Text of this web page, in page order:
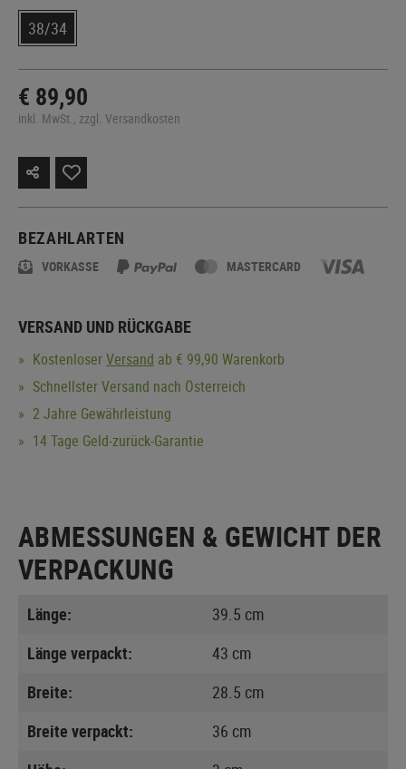
38/34
€ 89,90
inkl. MwSt., zzgl. Versandkosten
BEZAHLARTEN
VORKASSE MASTERCARD
VERSAND UND RÜCKGABE
KostenloserVersand ab € 99,90 Warenkorb
Schnellster Versand nach Österreich
2 Jahre Gewährleistung
14 Tage Geld-zurück-Garantie
ABMESSUNGEN & GEWICHT DER
VERPACKUNG
Länge:
39.5 cm
Länge verpackt:
43 cm
Breite:
28.5 cm
Breite verpackt:
36 cm